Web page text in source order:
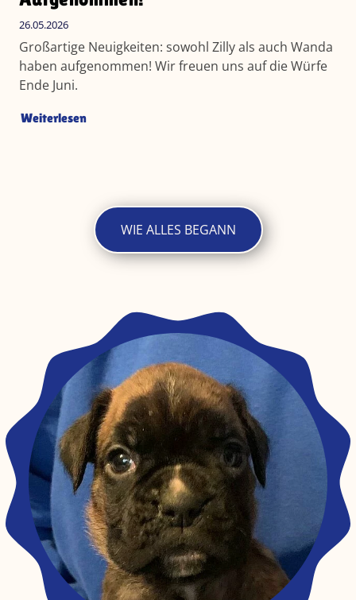
26.05.2026
Großartige Neuigkeiten: sowohl Zilly als auch Wanda
haben aufgenommen! Wir freuen uns auf die Würfe
Ende Juni.
Weiterlesen
WIE ALLES BEGANN